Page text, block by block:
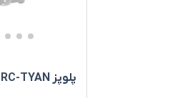
پلوپز RC-TYAN پارس خزر